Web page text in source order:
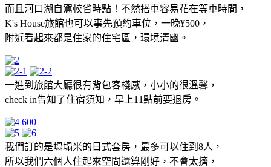
而且河口湖自駕較省時點！不然搭車容易花在等車時間，
K's House旅館也可以事先預約車位，一晚¥500，
附近看起來都是住家的住宅區，環境清幽。
一進到旅館大廳很有背包客棧感，小小的很溫馨，
check in告知了住宿須知，早上11點前要退房。
我們訂的是塌塌米的日式套房，最多可以住到8人，
所以我們六個人住起來空間還算剛好，不會太擠，